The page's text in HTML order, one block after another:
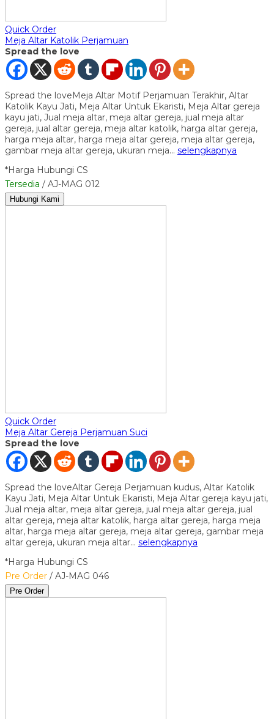
Quick Order
Meja Altar Katolik Perjamuan
Spread the love
Spread the loveMeja Altar Motif Perjamuan Terakhir, Altar
Katolik Kayu Jati, Meja Altar Untuk Ekaristi, Meja Altar gereja
kayu jati, Jual meja altar, meja altar gereja, jual meja altar
gereja, jual altar gereja, meja altar katolik, harga altar gereja,
harga meja altar, harga meja altar gereja, meja altar gereja,
gambar meja altar gereja, ukuran meja… selengkapnya
*Harga Hubungi CS
Tersedia / AJ-MAG 012
Hubungi Kami
Quick Order
Meja Altar Gereja Perjamuan Suci
Spread the love
Spread the loveAltar Gereja Perjamuan kudus, Altar Katolik
Kayu Jati, Meja Altar Untuk Ekaristi, Meja Altar gereja kayu jati,
Jual meja altar, meja altar gereja, jual meja altar gereja, jual
altar gereja, meja altar katolik, harga altar gereja, harga meja
altar, harga meja altar gereja, meja altar gereja, gambar meja
altar gereja, ukuran meja altar… selengkapnya
*Harga Hubungi CS
Pre Order / AJ-MAG 046
Pre Order